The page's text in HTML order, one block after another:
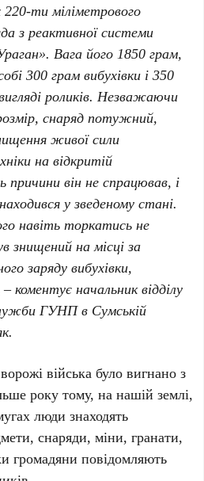
ти міліметрового
з реактивної системи
Вага його 1850 грам,
300 грам вибухівки і 350
роликів. Незважаючи
снаряд потужний,
живої сили
на відкритій
причини він не спрацював, і
у зведеному стані.
навіть торкатись не
на місці за
заряду вибухівки,
коментує начальник відділу
ГУНП в Сумській
війська було вигнано з
року тому, на нашій землі,
люди знаходять
снаряди, міни, гранати,
громадяни повідомляють